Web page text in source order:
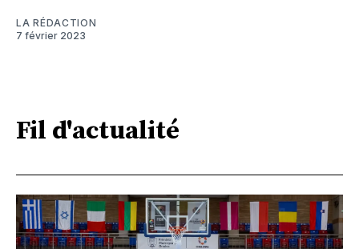
LA RÉDACTION
7 février 2023
Fil d'actualité